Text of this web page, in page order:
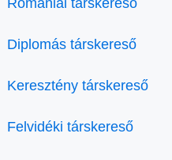
Romániai társkereső
Diplomás társkereső
Keresztény társkereső
Felvidéki társkereső